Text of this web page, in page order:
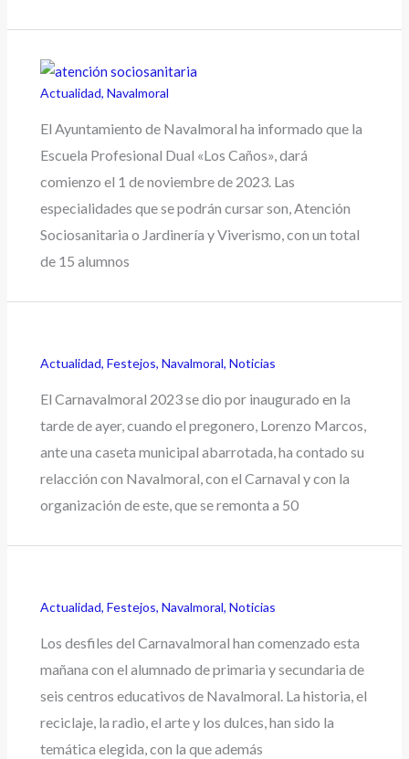
Actualidad,Navalmoral
El Ayuntamiento de Navalmoral ha informado que la
Escuela Profesional Dual «Los Caños», dará
comienzo el 1 de noviembre de 2023. Las
especialidades que se podrán cursar son, Atención
Sociosanitaria o Jardinería y Viverismo, con un total
de 15 alumnos
Actualidad,Festejos,Navalmoral,Noticias
El Carnavalmoral 2023 se dio por inaugurado en la
tarde de ayer, cuando el pregonero, Lorenzo Marcos,
ante una caseta municipal abarrotada, ha contado su
relacción con Navalmoral, con el Carnaval y con la
organización de este, que se remonta a 50
Actualidad,Festejos,Navalmoral,Noticias
Los desfiles del Carnavalmoral han comenzado esta
mañana con el alumnado de primaria y secundaria de
seis centros educativos de Navalmoral. La historia, el
reciclaje, la radio, el arte y los dulces, han sido la
temática elegida, con la que además